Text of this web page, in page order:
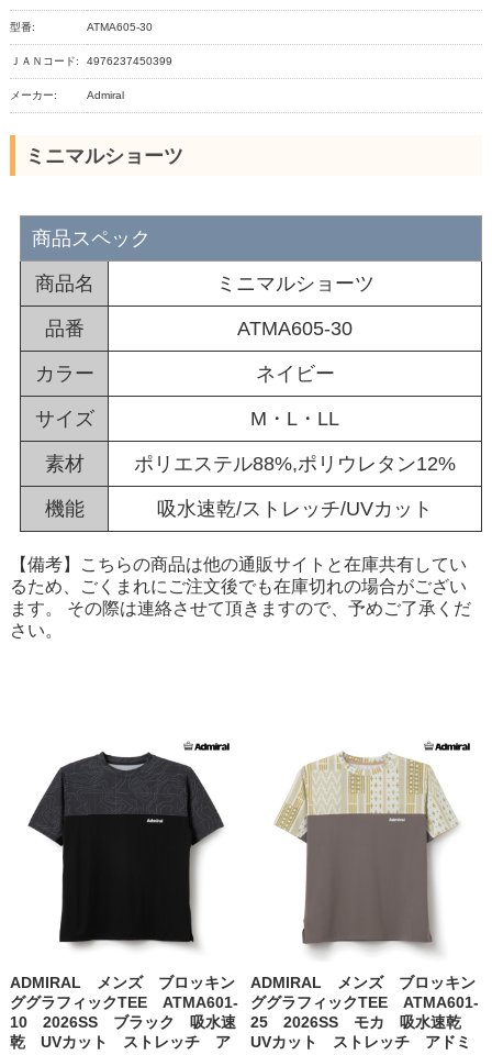
型番: ATMA605-30
ＪＡＮコード: 4976237450399
メーカー: Admiral
ミニマルショーツ
商品スペック
商品名 ミニマルショーツ
品番 ATMA605-30
カラー ネイビー
サイズ M・L・LL
素材 ポリエステル88%,ポリウレタン12%
機能 吸水速乾/ストレッチ/UVカット
【備考】こちらの商品は他の通販サイトと在庫共有してい
るため、ごくまれにご注文後でも在庫切れの場合がござい
ます。 その際は連絡させて頂きますので、予めご了承くだ
さい。
ADMIRAL メンズ ブロッキン
ググラフィックTEE ATMA601-
10 2026SS ブラック 吸水速
乾 UVカット ストレッチ ア
ADMIRAL メンズ ブロッキン
ググラフィックTEE ATMA601-
25 2026SS モカ 吸水速乾
UVカット ストレッチ アドミ